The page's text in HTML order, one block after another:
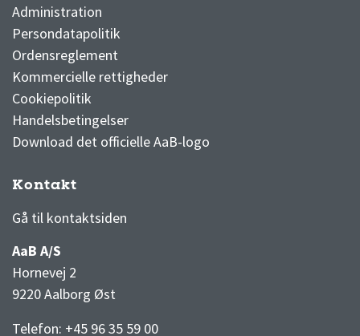
Administration
Persondatapolitik
Ordensreglement
Kommercielle rettigheder
Cookiepolitik
Handelsbetingelser
Download det officielle AaB-logo
Kontakt
Gå til kontaktsiden
AaB A/S
Hornevej 2
9220 Aalborg Øst
Telefon: +45 96 35 59 00